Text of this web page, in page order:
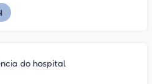
do hospital